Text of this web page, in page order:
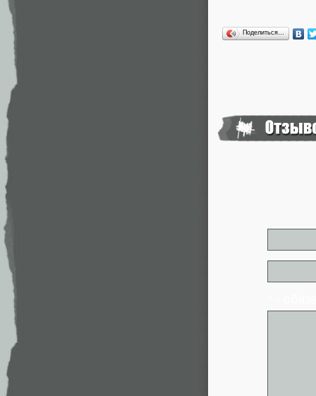
Поделиться…